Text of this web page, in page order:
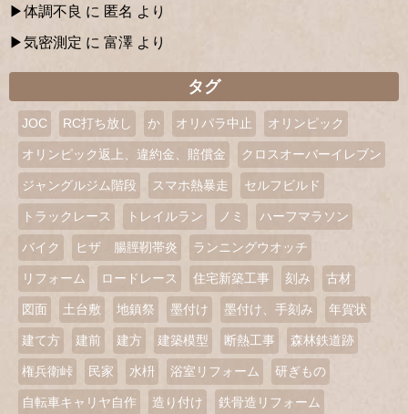
体調不良 に 匿名 より
気密測定 に 富澤 より
タグ
JOC RC打ち放し か オリパラ中止 オリンピック
オリンピック返上、違約金、賠償金 クロスオーバーイレブン
ジャングルジム階段 スマホ熱暴走 セルフビルド
トラックレース トレイルラン ノミ ハーフマラソン
バイク ヒザ 腸脛靭帯炎 ランニングウオッチ
リフォーム ロードレース 住宅新築工事 刻み 古材
図面 土台敷 地鎮祭 墨付け 墨付け、手刻み 年賀状
建て方 建前 建方 建築模型 断熱工事 森林鉄道跡
権兵衛峠 民家 水枡 浴室リフォーム 研ぎもの
自転車キャリヤ自作 造り付け 鉄骨造リフォーム